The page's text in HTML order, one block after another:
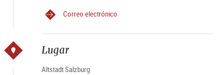
Correo electrónico
Lugar
Altstadt Salzburg